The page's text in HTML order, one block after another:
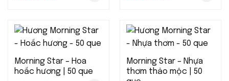
Morning Star – Hoa
hoắc hương | 50 que
Morning Star – Nhựa
thơm thảo mộc | 50